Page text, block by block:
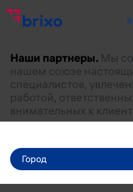
Наши партнеры. Мы
нашем союзе
специалистов,
работой,
внимательных к